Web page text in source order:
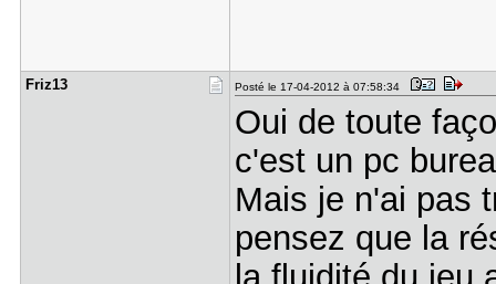
Friz13 Posté le 17-04-2012 à 07:58:34
Oui de toute
c'est un pc
Mais je n'ai pas
pensez que la
la fluidité du jeu